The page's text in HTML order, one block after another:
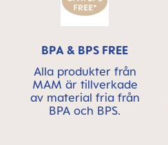
BPA & BPS FREE
Alla produkter från
MAM är tillverkade
av material fria från
BPA och BPS.